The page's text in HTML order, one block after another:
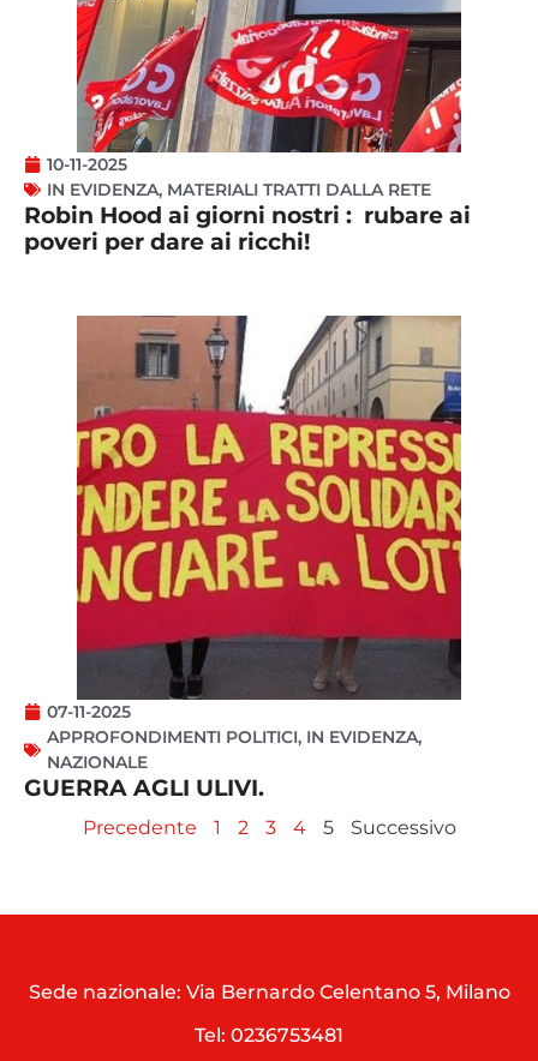
10-11-2025
IN EVIDENZA, MATERIALI TRATTI DALLA RETE
Robin Hood ai giorni nostri : rubare ai
poveri per dare ai ricchi!
07-11-2025
APPROFONDIMENTI POLITICI, IN EVIDENZA,
NAZIONALE
GUERRA AGLI ULIVI.
Precedente 1 2 3 4 5 Successivo
Sede nazionale: Via Bernardo Celentano 5, Milano
Tel: 0236753481